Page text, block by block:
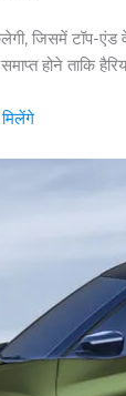
जिसमें
होने ताकि